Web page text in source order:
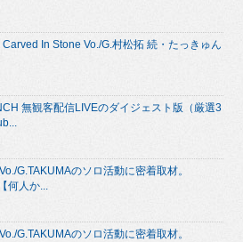
Carved In Stone Vo./G.村松拓 続・たっきゅん
無観客配信LIVEのダイジェスト版（厳選3
G.TAKUMAのソロ活動に密着取材。
何人か...
G.TAKUMAのソロ活動に密着取材。